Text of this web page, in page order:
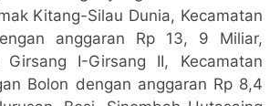
Kitang-Silau Dunia, Kecamatan
anggaran Rp 13, 9 Miliar,
I-Girsang II, Kecamatan
Bolon dengan anggaran Rp 8,4